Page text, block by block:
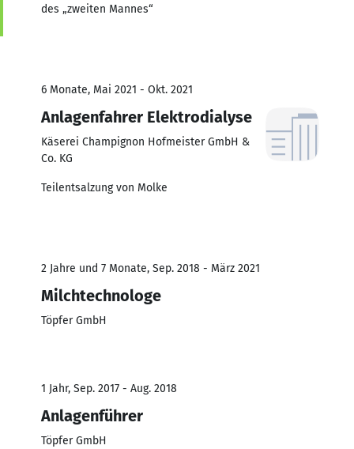
des „zweiten Mannes“
6 Monate, Mai 2021 - Okt. 2021
Anlagenfahrer Elektrodialyse
Käserei Champignon Hofmeister GmbH &
Co. KG
Teilentsalzung von Molke
2 Jahre und 7 Monate, Sep. 2018 - März 2021
Milchtechnologe
Töpfer GmbH
1 Jahr, Sep. 2017 - Aug. 2018
Anlagenführer
Töpfer GmbH